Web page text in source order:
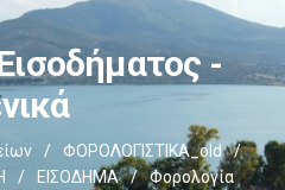
-
/ ΦΟΡΟΛΟΓΙΣΤΙΚΑ_old
/
/ ΕΙΣΟΔΗΜΑ /
Φορολογία